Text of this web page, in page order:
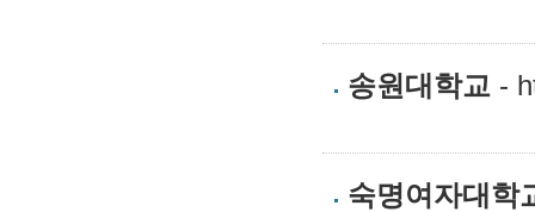
송원대학교 -
숙명여자대학